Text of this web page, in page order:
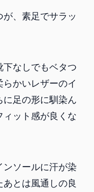
、素足でサラッ
下なしでもベタつ
かいレザーのイ
に足の形に馴染ん
ィット感が良くな
ンソールに汗が染
とは風通しの良